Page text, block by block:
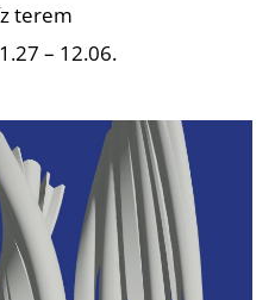
terem
– 12.06.